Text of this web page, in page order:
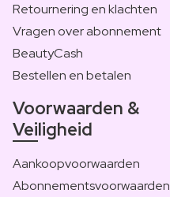
Retournering en klachten
Vragen over abonnement
BeautyCash
Bestellen en betalen
Voorwaarden &
Veiligheid
Aankoopvoorwaarden
Abonnementsvoorwaarden